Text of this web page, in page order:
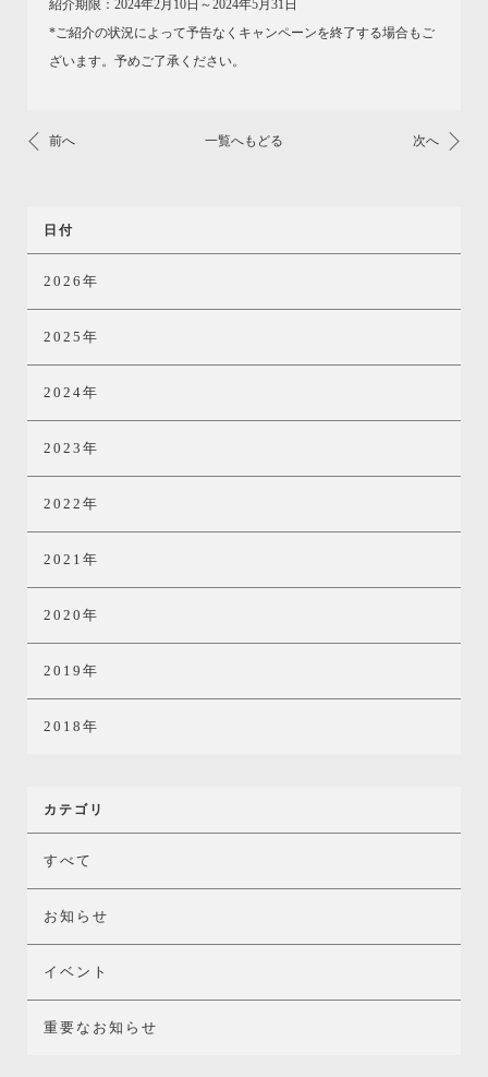
紹介期限：2024年2月10日～2024年5月31日
*ご紹介の状況によって予告なくキャンペーンを終了する場合もご
ざいます。予めご了承ください。
前へ 一覧へもどる 次へ
日付
2026年
2025年
2024年
2023年
2022年
2021年
2020年
2019年
2018年
カテゴリ
すべて
お知らせ
イベント
重要なお知らせ